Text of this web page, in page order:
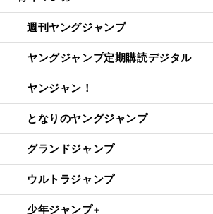
週刊ヤングジャンプ
ヤングジャンプ定期購読デジタル
ヤンジャン！
となりのヤングジャンプ
グランドジャンプ
ウルトラジャンプ
少年ジャンプ+